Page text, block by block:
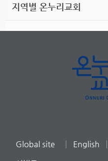
지역별 온누리교회
Global site English